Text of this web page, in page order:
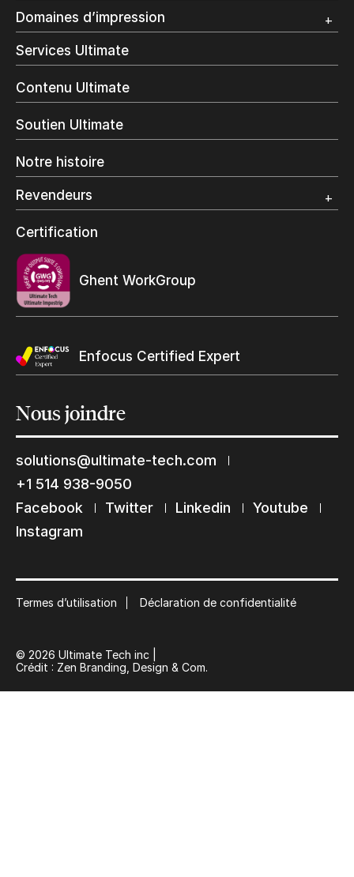
Témoignages clients
Apercu
Démo
Domaines d’impression
Publipostage et Transactionnel
Impression Commerciale
Livres à la demande
Impression jet d’encre
Impression d’étiquettes
Emballage numérique
Grand Format
Services Ultimate
Contenu Ultimate
Soutien Ultimate
Notre histoire
Revendeurs
Trouvez un revendeur
Certification
Ghent WorkGroup
Enfocus Certified Expert
Nousjoindre
solutions@ultimate-tech.com
+1 514 938-9050
Facebook
Twitter Linkedin
Youtube
Instagram
Termes d’utilisation Déclaration de confidentialité
© 2026 Ultimate Tech inc |
Crédit : Zen Branding, Design & Com.
Restons en contact